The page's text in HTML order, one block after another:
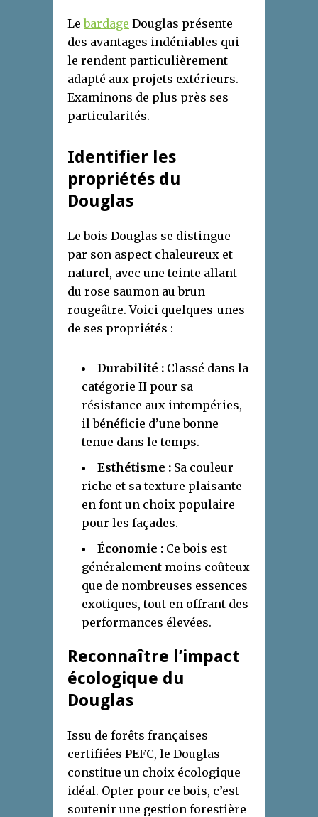
Lebardage Douglas présente
des avantages indéniables qui
le rendent particulièrement
adapté aux projets extérieurs.
Examinons de plus près ses
particularités.
Identifier les
propriétés du
Douglas
Le bois Douglas se distingue
par son aspect chaleureux et
naturel, avec une teinte allant
du rose saumon au brun
rougeâtre. Voici quelques-unes
de ses propriétés :
Durabilité : Classé dans la
catégorie II pour sa
résistance aux intempéries,
il bénéficie d’une bonne
tenue dans le temps.
Esthétisme : Sa couleur
riche et sa texture plaisante
en font un choix populaire
pour les façades.
Économie : Ce bois est
généralement moins coûteux
que de nombreuses essences
exotiques, tout en offrant des
performances élevées.
Reconnaître l’impact
écologique du
Douglas
Issu de forêts françaises
certifiées PEFC, le Douglas
constitue un choix écologique
idéal. Opter pour ce bois, c’est
soutenir une gestion forestière